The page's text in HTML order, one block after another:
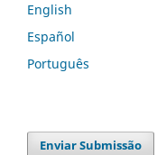
English
Español
Português
Enviar Submissão